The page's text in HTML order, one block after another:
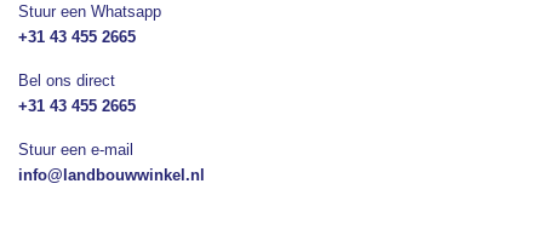
Stuur een Whatsapp
+31 43 455 2665
Bel ons direct
+31 43 455 2665
Stuur een e-mail
info@landbouwwinkel.nl